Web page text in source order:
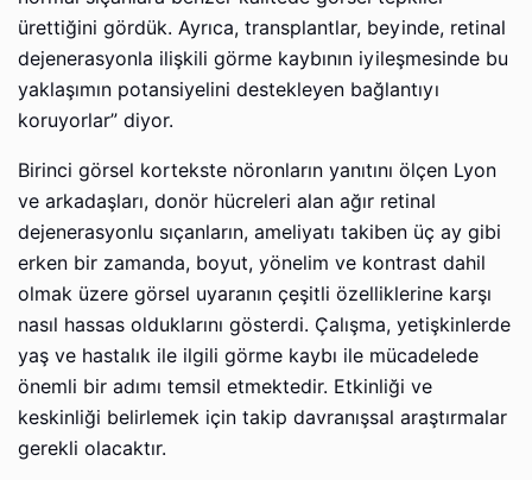
ürettiğini gördük. Ayrıca, transplantlar, beyinde, retinal
dejenerasyonla ilişkili görme kaybının iyileşmesinde bu
yaklaşımın potansiyelini destekleyen bağlantıyı
koruyorlar” diyor.
Birinci görsel kortekste nöronların yanıtını ölçen Lyon
ve arkadaşları, donör hücreleri alan ağır retinal
dejenerasyonlu sıçanların, ameliyatı takiben üç ay gibi
erken bir zamanda, boyut, yönelim ve kontrast dahil
olmak üzere görsel uyaranın çeşitli özelliklerine karşı
nasıl hassas olduklarını gösterdi. Çalışma, yetişkinlerde
yaş ve hastalık ile ilgili görme kaybı ile mücadelede
önemli bir adımı temsil etmektedir. Etkinliği ve
keskinliği belirlemek için takip davranışsal araştırmalar
gerekli olacaktır.